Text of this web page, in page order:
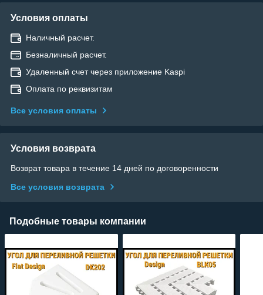
Условия оплаты
Наличный расчет.
Безналичный расчет.
Удаленный счет через приложение Kaspi
Оплата по реквизитам
Все условия оплаты
Условия возврата
Возврат товара в течение 14 дней по договоренности
Все условия возврата
Подобные товары компании